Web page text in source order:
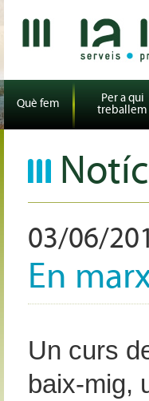
Què fem
Per a qui
treballem
03/06/
En
Un curs
baix-mig,